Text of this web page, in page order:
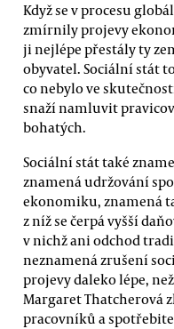
Když se v procesu
zmírnily projevy
ji nejlépe přestály ty
obyvatel. Sociální stát
co nebylo ve
snaží namluvit
bohatých.
Sociální stát také
znamená udržování
ekonomiku, znamená
z níž se čerpá vyšší
v nichž ani odchod
neznamená zrušení
projevy daleko lépe,
Margaret Thatcherová
pracovníků a